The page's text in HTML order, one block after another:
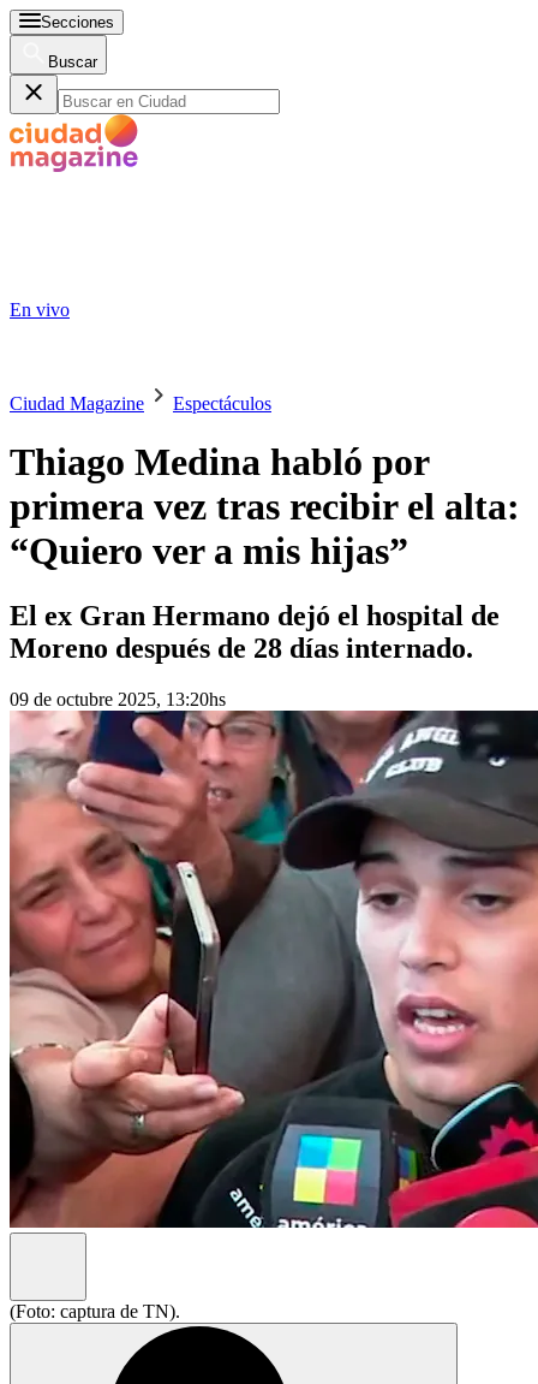
Secciones
Buscar
En vivo
Ciudad Magazine Espectáculos
Thiago Medina habló por
primera vez tras recibir el alta:
“Quiero ver a mis hijas”
El ex Gran Hermano dejó el hospital de
Moreno después de 28 días internado.
09 de octubre 2025, 13:20hs
(Foto: captura de TN).